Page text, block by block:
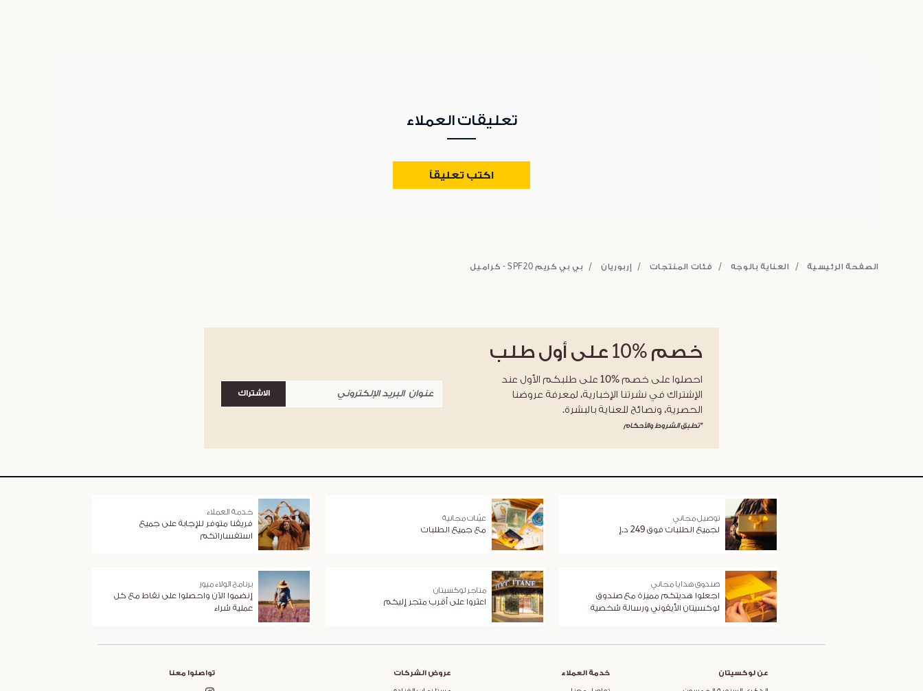
تعليقات العملاء
اكتب تعليقاً
الصفحة الرئيسية العناية بالوجه فئات المنتجات إربوريان بي بي كريم SPF20 - كراميل
خصم %10 على أول طلب
احصلوا على خصم %10 على طلبكم الأول عند
الإشتراك في نشرتنا الإخبارية، لمعرفة عروضنا
الحصرية، ونصائح للعناية بالبشرة.
*تطبق الشروط والأحكام
الاشتراك
توصيل مجاني
لجميع الطلبات فوق 249 د.إ
عيّنات مجانية
مع جميع الطلبات
خدمة العملاء
فريقنا متوفر للإجابة على جميع
استفساراتكم
صندوق هدايا مجاني
اجعلوا هديتكم مميزة مع صندوق
لوكسيتان الأيقوني ورسالة شخصية
متاجر لوكسيتان
اعثروا على أقرب متجر إليكم
برنامج الولاء ميوز
إنضموا الآن واحصلوا على نقاط مع كل
عملية شراء
عن لوكسيتان خدمة العملاء عروض الشركات تواصلوا معنا